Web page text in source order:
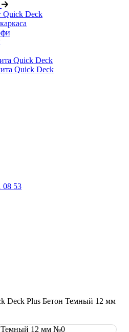
Quick Deck
Quick Deck
Quick Deck
08 53
Deck Plus Бетон Темный 12 мм